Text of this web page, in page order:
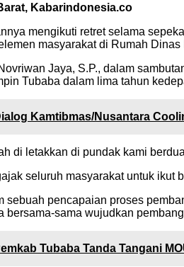
Kabarindonesia.co
mengikuti retret selama
masyarakat di Rumah
Jaya, S.P., dalam
Tubaba dalam lima tahun
Kamtibmas/Nusantara
di letakkan di pundak kami
seluruh masyarakat untuk
sebuah pencapaian proses
bersama-sama wujudkan
Tubaba Tanda Tangani